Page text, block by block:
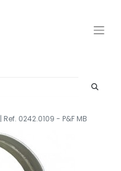
0242.0109 - P&F MB